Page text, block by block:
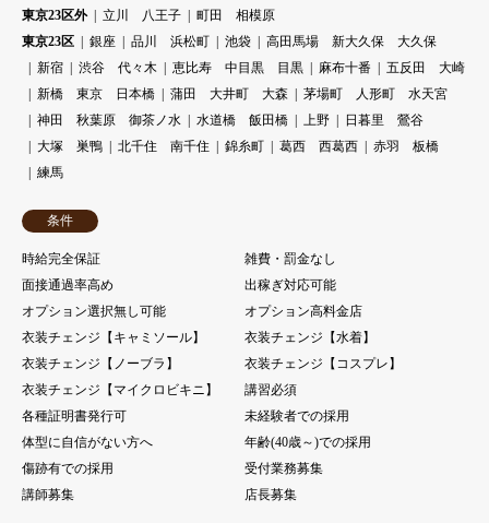
東京23区外 立川 八王子
町田 相模原
東京23区
銀座 品川 浜松町 池袋
高田馬場 新大久保 大久保
新宿
渋谷 代々木 恵比寿 中目黒 目黒 麻布十番
五反田 大崎
新橋 東京 日本橋
蒲田 大井町 大森
茅場町 人形町 水天宮
神田 秋葉原 御茶ノ水
水道橋 飯田橋 上野
日暮里 鶯谷
大塚 巣鴨
北千住 南千住 錦糸町 葛西 西葛西
赤羽 板橋
練馬
条件
時給完全保証
雑費・罰金なし
面接通過率高め
出稼ぎ対応可能
オプション選択無し可能
オプション高料金店
衣装チェンジ【キャミソール】
衣装チェンジ【水着】
衣装チェンジ【ノーブラ】
衣装チェンジ【コスプレ】
衣装チェンジ【マイクロビキニ】
講習必須
各種証明書発行可
未経験者での採用
体型に自信がない方へ
年齢(40歳～)での採用
傷跡有での採用
受付業務募集
講師募集
店長募集